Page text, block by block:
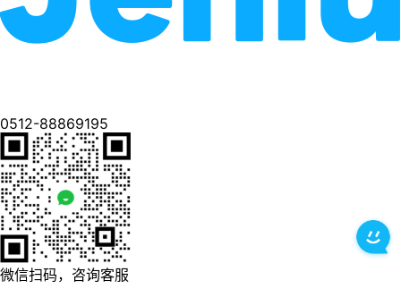
0512-88869195
微信扫码，咨询客服